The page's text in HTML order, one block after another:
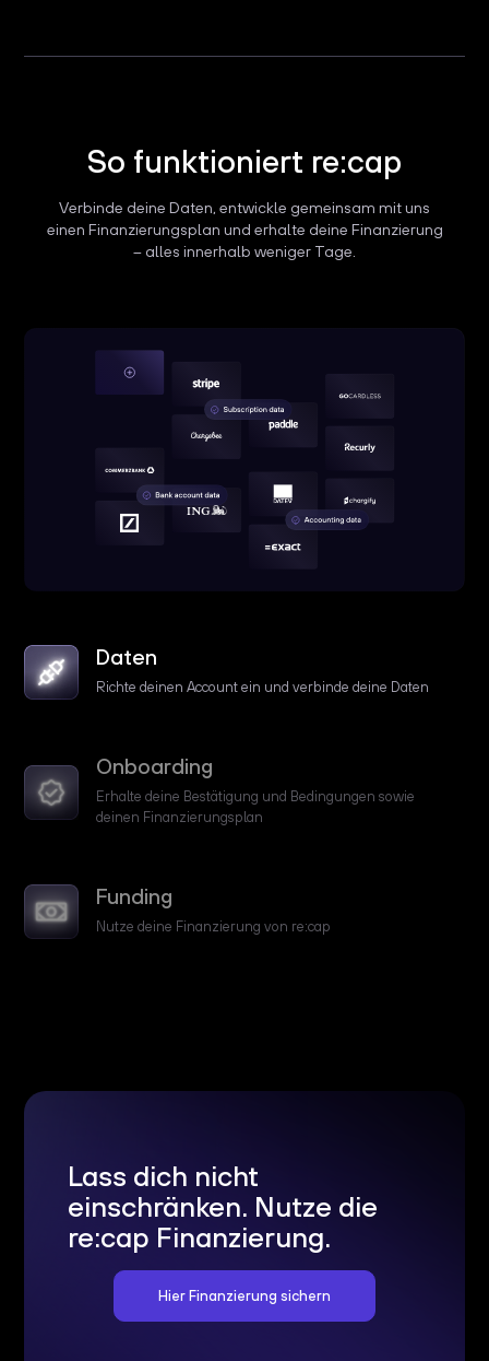
So funktioniert re:cap
Verbinde deine Daten, entwickle gemeinsam mit uns
einen Finanzierungsplan und erhalte deine Finanzierung
– alles innerhalb weniger Tage.
Daten
Richte deinen Account ein und verbinde deine Daten
Onboarding
Erhalte deine Bestätigung und Bedingungen sowie
deinen Finanzierungsplan
Funding
Nutze deine Finanzierung von re:cap
Lass dich nicht
einschränken. Nutze die
re:cap Finanzierung.
Hier Finanzierung sichern